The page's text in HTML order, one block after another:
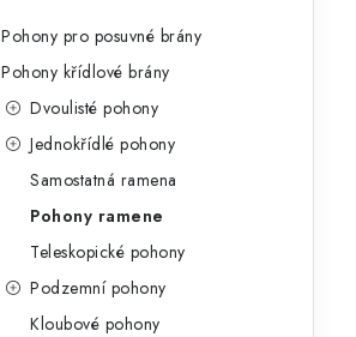
Pohony pro posuvné brány
Pohony křídlové brány
Dvoulisté pohony
Jednokřídlé pohony
Samostatná ramena
Pohony ramene
Teleskopické pohony
Podzemní pohony
Kloubové pohony